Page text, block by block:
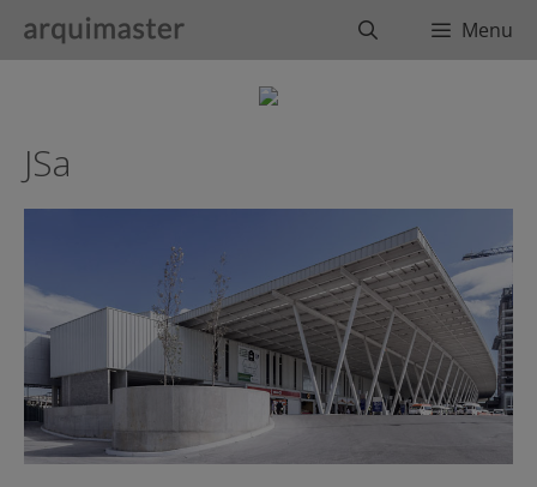
BuscarMenu
JSa